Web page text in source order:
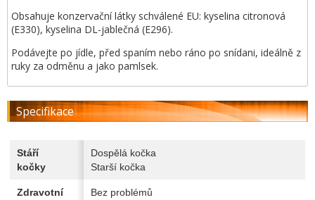
Obsahuje konzervační látky schválené EU: kyselina citronová
(E330), kyselina DL-jablečná (E296).
Podávejte po jídle, před spaním nebo ráno po snídani, ideálně z
ruky za odměnu a jako pamlsek.
Specifikace
Stáří
kočky
Dospělá kočka
Starší kočka
Zdravotní
Bez problémů